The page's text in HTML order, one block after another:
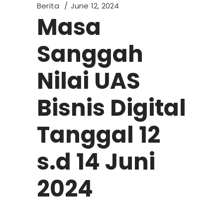
Berita June 12, 2024
Masa
Sanggah
Nilai UAS
Bisnis Digital
Tanggal 12
s.d 14 Juni
2024